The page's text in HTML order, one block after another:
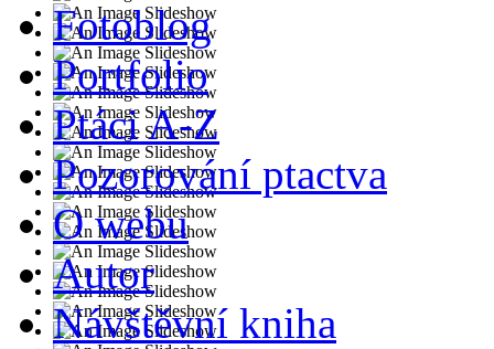
Fotoblog
Portfolio
Ptáci A-Z
Pozorování ptactva
O webu
Autor
Návštěvní kniha